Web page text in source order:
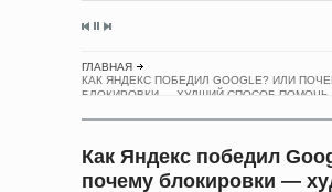
ГЛАВНАЯ
КАК ЯНДЕКС ПОБЕДИЛ GOOGLE? ИЛИ
БЛОКИРОВКИ — ХУДШИЙ СПОСОБ ПОМОЧЬ
Как Яндекс победил
почему блокировки —